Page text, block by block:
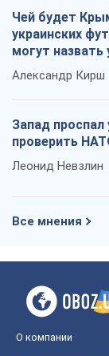
Чей будет
украинских
могут назвать
Александр Кирш
Запад
проверить
Леонид Невзлин
Все мнения
О компании